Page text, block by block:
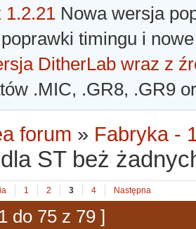
1.2.21 Nowa wersja
timingu i
DitherLab wraz z
.MIC, .GR8, .GR9
forum » Fabryka -
ST beż
1 2 3 4 Następna
do 75 z 79 ]